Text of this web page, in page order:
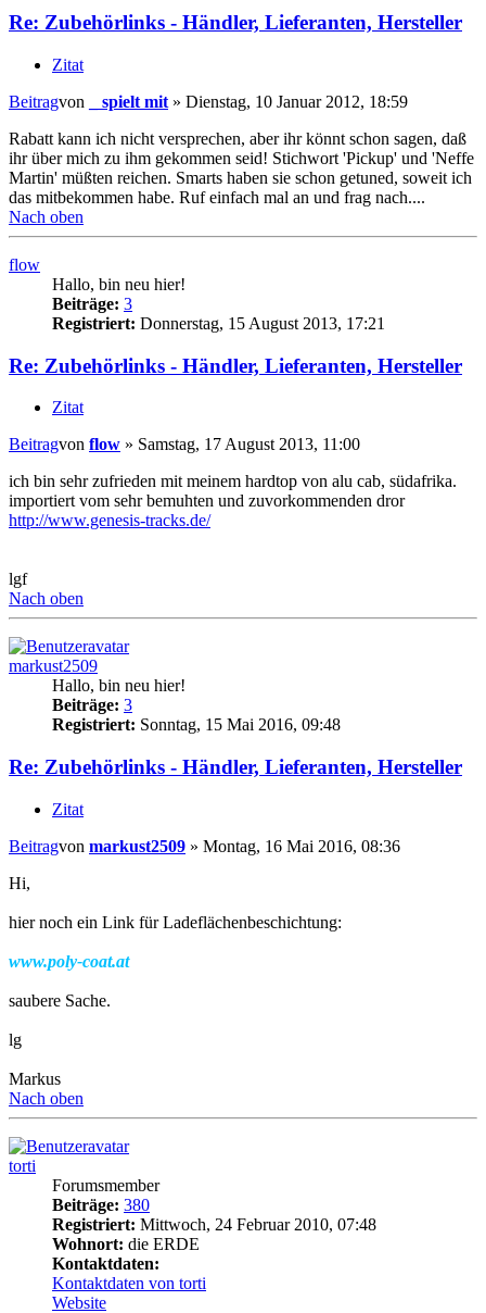
Re: Zubehörlinks - Händler, Lieferanten, Hersteller
Zitat
Beitragvon _ spielt mit » Dienstag, 10 Januar 2012, 18:59
Rabatt kann ich nicht versprechen, aber ihr könnt schon sagen, daß
ihr über mich zu ihm gekommen seid! Stichwort 'Pickup' und 'Neffe
Martin' müßten reichen. Smarts haben sie schon getuned, soweit ich
das mitbekommen habe. Ruf einfach mal an und frag nach....
Nach oben
flow
Hallo, bin neu hier!
Beiträge: 3
Registriert: Donnerstag, 15 August 2013, 17:21
Re: Zubehörlinks - Händler, Lieferanten, Hersteller
Zitat
Beitragvon flow » Samstag, 17 August 2013, 11:00
ich bin sehr zufrieden mit meinem hardtop von alu cab, südafrika.
importiert vom sehr bemuhten und zuvorkommenden dror
http://www.genesis-tracks.de/
lgf
Nach oben
markust2509
Hallo, bin neu hier!
Beiträge: 3
Registriert: Sonntag, 15 Mai 2016, 09:48
Re: Zubehörlinks - Händler, Lieferanten, Hersteller
Zitat
Beitragvon markust2509 » Montag, 16 Mai 2016, 08:36
Hi,
hier noch ein Link für Ladeflächenbeschichtung:
www.poly-coat.at
saubere Sache.
lg
Markus
Nach oben
torti
Forumsmember
Beiträge: 380
Registriert: Mittwoch, 24 Februar 2010, 07:48
Wohnort: die ERDE
Kontaktdaten:
Kontaktdaten von torti
Website